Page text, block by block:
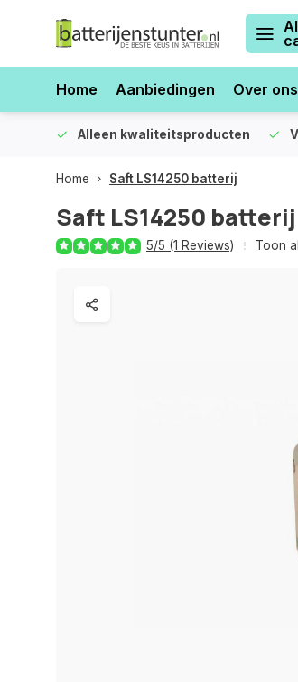
Home Aanbiedingen Over ons
Alleen kwaliteitsproducten
Home Saft LS14250 batterij
Saft LS14250 batterij
5/5 (1 Reviews) Toon